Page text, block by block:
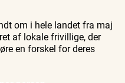
om i hele landet fra maj
af lokale frivillige, der
en forskel for deres